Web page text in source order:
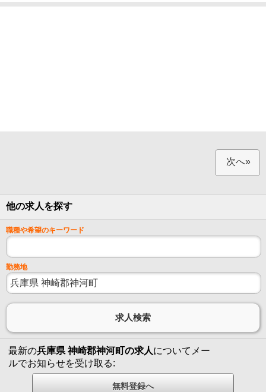
次へ»
他の求人を探す
職種や希望のキーワード
勤務地
最新の兵庫県 神崎郡神河町の求人についてメー
ルでお知らせを受け取る: